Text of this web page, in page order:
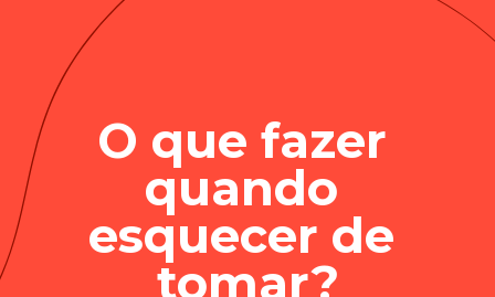
O que fazer
quando
esquecer de
tomar?